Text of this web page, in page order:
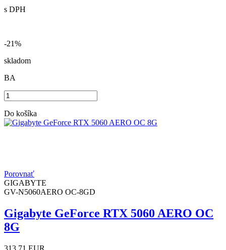
s DPH
-21%
skladom
BA
Do košíka
Porovnať
GIGABYTE
GV-N5060AERO OC-8GD
Gigabyte GeForce RTX 5060 AERO OC
8G
313.71 EUR